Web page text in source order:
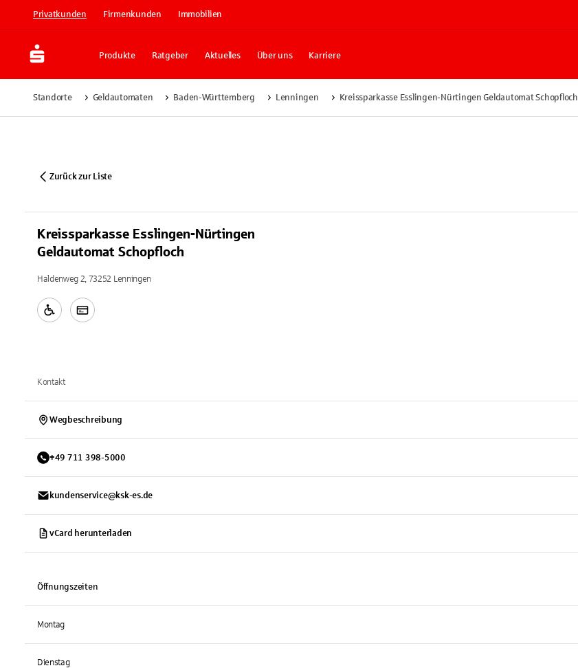
Privatkunden Firmenkunden Immobilien
Produkte Ratgeber Aktuelles Über uns Karriere
Standorte Geldautomaten Baden-Württemberg Lenningen Kreissparkasse Esslingen-Nürtingen Geldautomat Schopfloch
Zurück zur Liste
Kreissparkasse Esslingen-Nürtingen
Geldautomat Schopfloch
Haldenweg 2, 73252 Lenningen
Kontakt
Wegbeschreibung
+49 711 398-5000
kundenservice@ksk-es.de
vCard herunterladen
Öffnungszeiten
Montag
Dienstag